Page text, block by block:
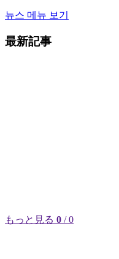
뉴스 메뉴 보기
最新記事
もっと見る 0 / 0